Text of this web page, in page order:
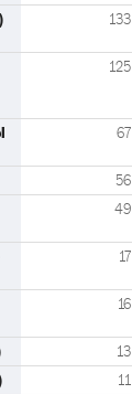
133
125
67
56
49
17
16
13
11